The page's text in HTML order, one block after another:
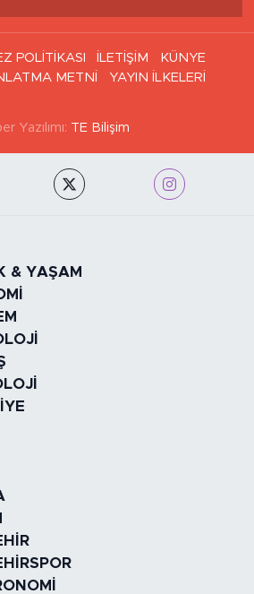
POLİTİKASI İLETİŞİM
KÜNYE
METNİ
YAYIN İLKELERİ
Yazılımı: TE Bilişim
& YAŞAM